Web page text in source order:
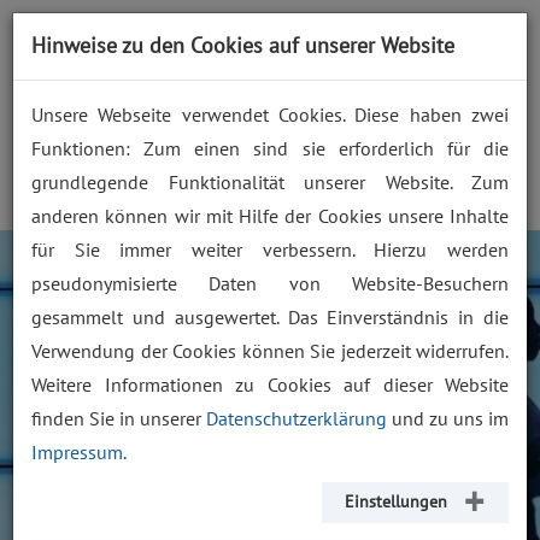
prozess zukunft. gemeinsam
"Erlebniswelten
füreinander transparent
machen und
wechselseitig
Hinweise zu den Cookies auf unserer Website
Unsere Webseite verwendet Cookies. Diese haben zwei
Funktionen: Zum einen sind sie erforderlich für die
grundlegende Funktionalität unserer Website. Zum
anderen können wir mit Hilfe der Cookies unsere Inhalte
für Sie immer weiter verbessern. Hierzu werden
pseudonymisierte Daten von Website-Besuchern
gesammelt und ausgewertet. Das Einverständnis in die
Verwendung der Cookies können Sie jederzeit widerrufen.
Weitere Informationen zu Cookies auf dieser Website
finden Sie in unserer Datenschutzerklärung und zu uns im
Impressum.
Einstellungen